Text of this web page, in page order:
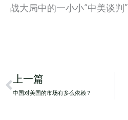
战大局中的一小小“中美谈判”
Prev
上一篇
中国对美国的市场有多么依赖？